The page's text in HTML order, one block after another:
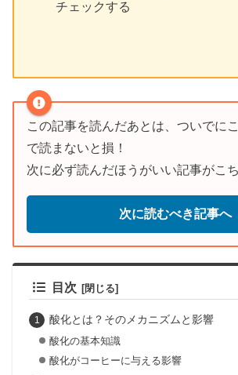
チェックする
この記事を読んだあとは、ついでに
で読まないと損！
次に必ず読んだほうがいい記事がこ
次に読むべき記事へ
目次
酸化とは？そのメカニズムと影響
酸化の基本知識
酸化がコーヒーに与える影響